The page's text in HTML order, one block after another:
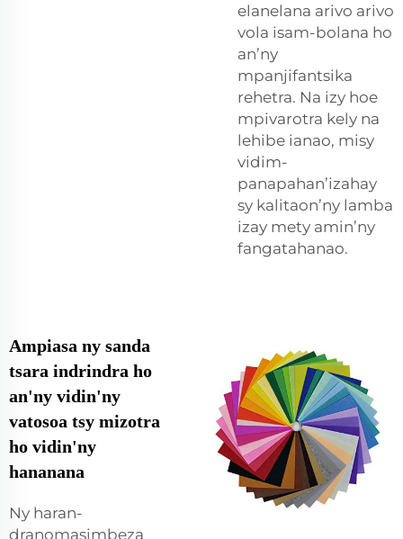
elanelana arivo arivo
vola isam-bolana ho
an’ny
mpanjifantsika
rehetra. Na izy hoe
mpivarotra kely na
lehibe ianao, misy
vidim-
panapahan’izahay
sy kalitaon’ny lamba
izay mety amin’ny
fangatahanao.
Ampiasa ny sanda
tsara indrindra ho
an'ny vidin'ny
vatosoa tsy mizotra
ho vidin'ny
hananana
Ny haran-
dranomasimbeza